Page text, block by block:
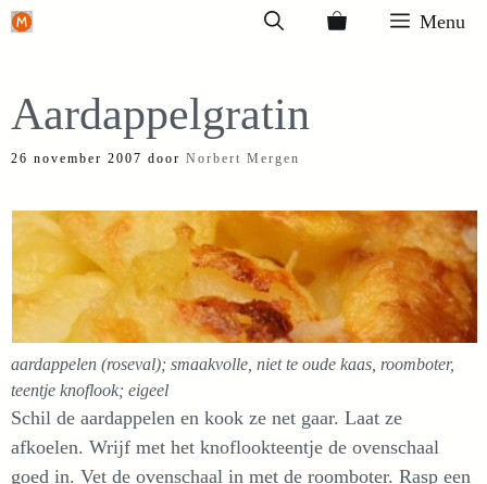
Ga
inhoud
Menu
Aardappelgratin
26 november 2007 door Norbert Mergen
aardappelen (roseval); smaakvolle, niet te oude kaas, roomboter,
teentje knoflook; eigeel
Schil de aardappelen en kook ze net gaar. Laat ze
afkoelen. Wrijf met het knoflookteentje de ovenschaal
goed in. Vet de ovenschaal in met de roomboter. Rasp een